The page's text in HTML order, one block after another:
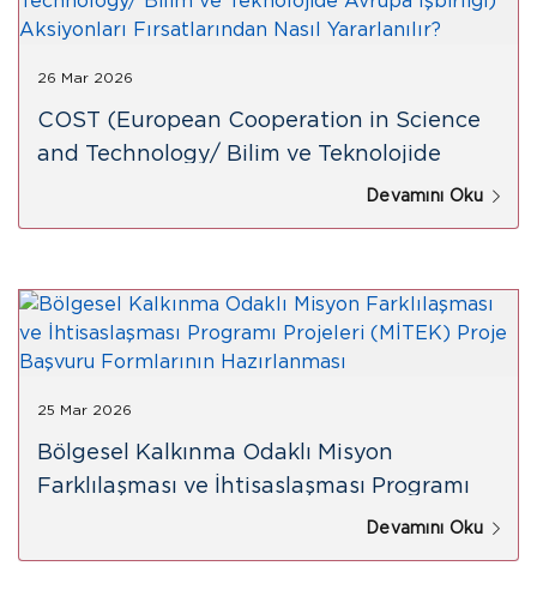
26 Mar 2026
COST (European Cooperation in Science
and Technology/ Bilim ve Teknolojide
Avrupa İşbirliği) Aksiyonları Fırsatlarından
Devamını Oku
25 Mar 2026
Bölgesel Kalkınma Odaklı Misyon
Farklılaşması ve İhtisaslaşması Programı
Projeleri (MİTEK) Proje BaşvuruDevamını Oku